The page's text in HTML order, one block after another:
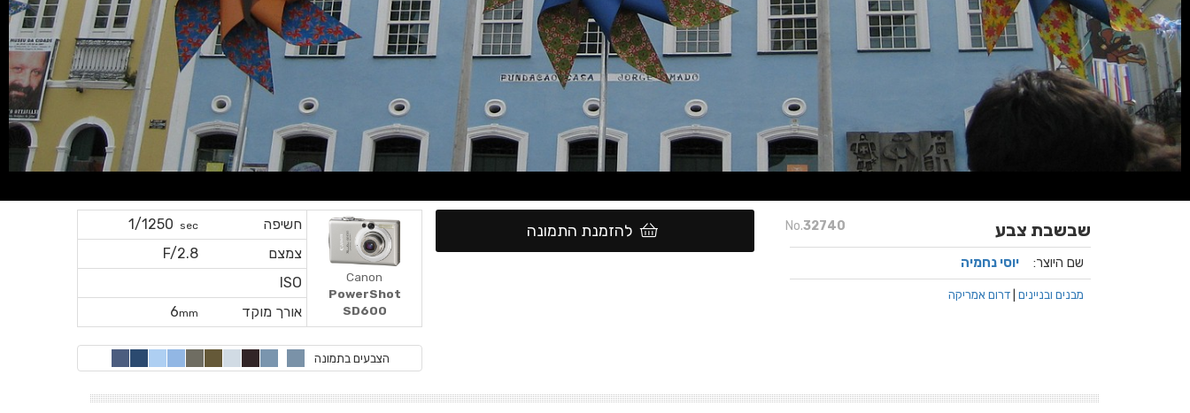
No.32740 שבשבת צבע
שם היוצר: יוסי נחמיה
מבנים ובניינים דרום אמריקה
חשיפה sec
1/1250
צמצם
F/2.8
ISO
אורך מוקד
6mm
Canon
PowerShot
SD600
הצבעים בתמונה
להזמנת התמונה